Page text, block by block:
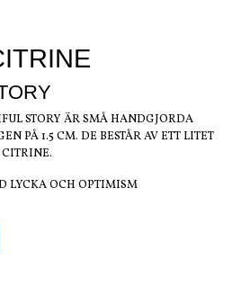
STORY ÄR SMÅ HANDGJORDA
PÅ 1.5 CM. DE BESTÅR AV ETT LITET
LYCKA OCH OPTIMISM